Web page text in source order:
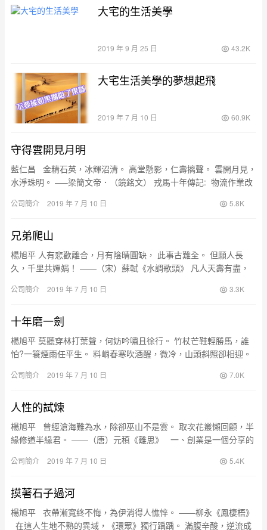
大宅的生活美學
2019 年 9 月 25 日 43.2K
大宅生活美學的夢想起飛
2019 年 7 月 10 日 60.9K
守得雲開見月明
藍仁昌 金精石英，冰輝沼清。 高堂懸影，仁壽摛聲。 雲開月見，
水淨珠明。 —–梁簡文帝．（鏡銘文） 戎馬十年傳記: 物流作業改
公司簡介 2019 年 7 月 10 日 5.8K
兄弟爬山
楊旭平 人有悲歡離合，月有陰晴圓缺， 此事古難全。 但願人長
久，千里共嬋娟！ ——（宋）蘇軾《水調歌頭》 凡人天壽有盡，
前…
公司簡介 2019 年 7 月 10 日 3.3K
十年磨一劍
楊旭平 莫聽穿林打葉聲，何妨吟嘯且徐行。 竹杖芒鞋輕勝馬，誰
怕?一簑煙雨任平生。 料峭春寒吹酒醒，微冷，山頭斜照卻相迎。
公司簡介 2019 年 7 月 10 日 7.0K
人性的試煉
楊旭平 曾經滄海難為水，除卻巫山不是雲。 取次花叢懶回顧，半
緣修道半緣君。 ——（唐）元稹《離思》 一、創業是一個分享的
公司簡介 2019 年 7 月 10 日 5.4K
摸著石子過河
楊旭平 衣帶漸寬終不悔，為伊消得人憔悴。 ——柳永《鳳棲梧》
在這人生地不熟的異域，《環眾》獨行踽踽。 滿腹辛酸，逆流成